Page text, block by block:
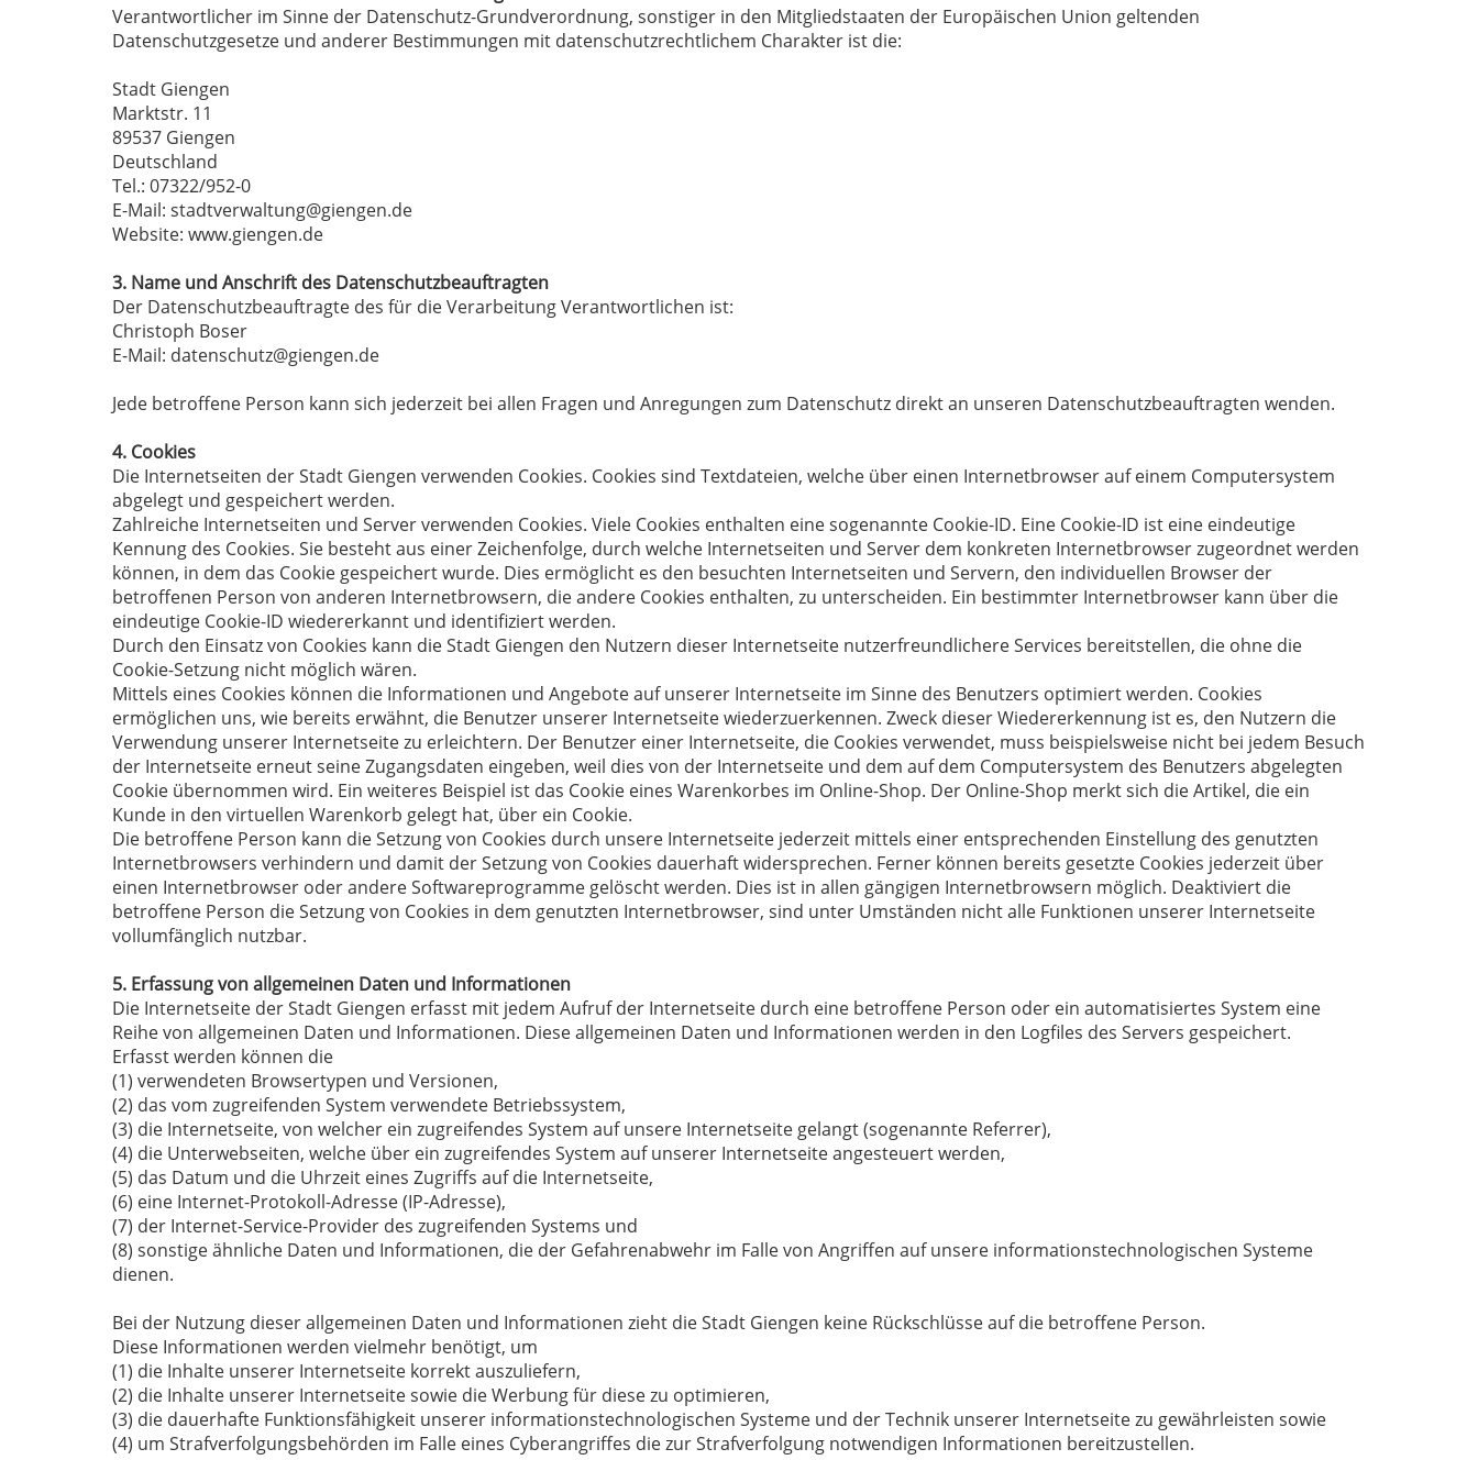
Verantwortlicher im Sinne der Datenschutz-Grundverordnung, sonstiger in den Mitgliedstaaten der Europäischen Union geltenden
Datenschutzgesetze und anderer Bestimmungen mit datenschutzrechtlichem Charakter ist die:
Stadt Giengen
Marktstr. 11
89537 Giengen
Deutschland
Tel.: 07322/952-0
E-Mail: stadtverwaltung@giengen.de
Website: www.giengen.de
3. Name und Anschrift des Datenschutzbeauftragten
Der Datenschutzbeauftragte des für die Verarbeitung Verantwortlichen ist:
Christoph Boser
E-Mail: datenschutz@giengen.de
Jede betroffene Person kann sich jederzeit bei allen Fragen und Anregungen zum Datenschutz direkt an unseren Datenschutzbeauftragten wenden.
4. Cookies
Die Internetseiten der Stadt Giengen verwenden Cookies. Cookies sind Textdateien, welche über einen Internetbrowser auf einem Computersystem
abgelegt und gespeichert werden.
Zahlreiche Internetseiten und Server verwenden Cookies. Viele Cookies enthalten eine sogenannte Cookie-ID. Eine Cookie-ID ist eine eindeutige
Kennung des Cookies. Sie besteht aus einer Zeichenfolge, durch welche Internetseiten und Server dem konkreten Internetbrowser zugeordnet werden
können, in dem das Cookie gespeichert wurde. Dies ermöglicht es den besuchten Internetseiten und Servern, den individuellen Browser der
betroffenen Person von anderen Internetbrowsern, die andere Cookies enthalten, zu unterscheiden. Ein bestimmter Internetbrowser kann über die
eindeutige Cookie-ID wiedererkannt und identifiziert werden.
Durch den Einsatz von Cookies kann die Stadt Giengen den Nutzern dieser Internetseite nutzerfreundlichere Services bereitstellen, die ohne die
Cookie-Setzung nicht möglich wären.
Mittels eines Cookies können die Informationen und Angebote auf unserer Internetseite im Sinne des Benutzers optimiert werden. Cookies
ermöglichen uns, wie bereits erwähnt, die Benutzer unserer Internetseite wiederzuerkennen. Zweck dieser Wiedererkennung ist es, den Nutzern die
Verwendung unserer Internetseite zu erleichtern. Der Benutzer einer Internetseite, die Cookies verwendet, muss beispielsweise nicht bei jedem Besuch
der Internetseite erneut seine Zugangsdaten eingeben, weil dies von der Internetseite und dem auf dem Computersystem des Benutzers abgelegten
Cookie übernommen wird. Ein weiteres Beispiel ist das Cookie eines Warenkorbes im Online-Shop. Der Online-Shop merkt sich die Artikel, die ein
Kunde in den virtuellen Warenkorb gelegt hat, über ein Cookie.
Die betroffene Person kann die Setzung von Cookies durch unsere Internetseite jederzeit mittels einer entsprechenden Einstellung des genutzten
Internetbrowsers verhindern und damit der Setzung von Cookies dauerhaft widersprechen. Ferner können bereits gesetzte Cookies jederzeit über
einen Internetbrowser oder andere Softwareprogramme gelöscht werden. Dies ist in allen gängigen Internetbrowsern möglich. Deaktiviert die
betroffene Person die Setzung von Cookies in dem genutzten Internetbrowser, sind unter Umständen nicht alle Funktionen unserer Internetseite
vollumfänglich nutzbar.
5. Erfassung von allgemeinen Daten und Informationen
Die Internetseite der Stadt Giengen erfasst mit jedem Aufruf der Internetseite durch eine betroffene Person oder ein automatisiertes System eine
Reihe von allgemeinen Daten und Informationen. Diese allgemeinen Daten und Informationen werden in den Logfiles des Servers gespeichert.
Erfasst werden können die
(1) verwendeten Browsertypen und Versionen,
(2) das vom zugreifenden System verwendete Betriebssystem,
(3) die Internetseite, von welcher ein zugreifendes System auf unsere Internetseite gelangt (sogenannte Referrer),
(4) die Unterwebseiten, welche über ein zugreifendes System auf unserer Internetseite angesteuert werden,
(5) das Datum und die Uhrzeit eines Zugriffs auf die Internetseite,
(6) eine Internet-Protokoll-Adresse (IP-Adresse),
(7) der Internet-Service-Provider des zugreifenden Systems und
(8) sonstige ähnliche Daten und Informationen, die der Gefahrenabwehr im Falle von Angriffen auf unsere informationstechnologischen Systeme
dienen.
Bei der Nutzung dieser allgemeinen Daten und Informationen zieht die Stadt Giengen keine Rückschlüsse auf die betroffene Person.
Diese Informationen werden vielmehr benötigt, um
(1) die Inhalte unserer Internetseite korrekt auszuliefern,
(2) die Inhalte unserer Internetseite sowie die Werbung für diese zu optimieren,
(3) die dauerhafte Funktionsfähigkeit unserer informationstechnologischen Systeme und der Technik unserer Internetseite zu gewährleisten sowie
(4) um Strafverfolgungsbehörden im Falle eines Cyberangriffes die zur Strafverfolgung notwendigen Informationen bereitzustellen.